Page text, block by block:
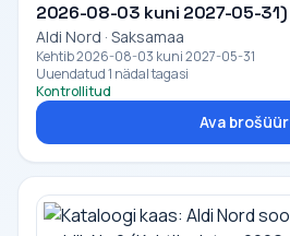
2026-08-03 kuni 2027-05-31)
Aldi Nord · Saksamaa
Kehtib 2026-08-03 kuni 2027-05-31
Uuendatud 1 nädal tagasi
Kontrollitud
Ava brošüür